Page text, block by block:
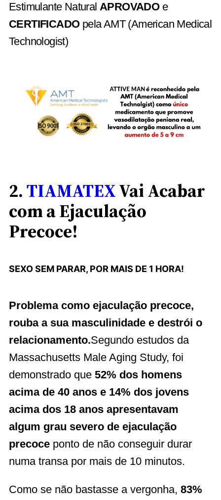
Estimulante Natural APROVADO e
CERTIFICADO pela AMT (American Medical
Technologist)
2.TIAMATEXVai Acabar
com a Ejaculação
Precoce!
SEXO SEM PARAR, POR MAIS DE 1 HORA!
Problema como ejaculação precoce,
rouba a sua masculinidade e destrói o
relacionamento.Segundo estudos da
Massachusetts Male Aging Study, foi
demonstrado que 52% dos homens
acima de 40 anos e 14% dos jovens
acima dos 18 anos apresentavam
algum grau severo de ejaculação
precoce ponto de não conseguir durar
numa transa por mais de 10 minutos.
Como se não bastasse a vergonha, 83%